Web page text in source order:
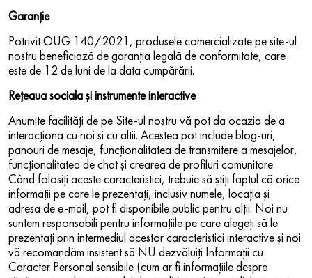
Garanție
Potrivit OUG 140/2021, produsele comercializate pe site-ul
nostru beneficiază de garanția legală de conformitate, care
este de 12 de luni de la data cumpărării.
Rețeaua sociala și instrumente interactive
Anumite facilităţi de pe Site-ul nostru vă pot da ocazia de a
interacţiona cu noi si cu altii. Acestea pot include blog-uri,
panouri de mesaje, funcţionalitatea de transmitere a mesajelor,
funcţionalitatea de chat şi crearea de profiluri comunitare.
Când folosiţi aceste caracteristici, trebuie să ştiţi faptul că orice
informaţii pe care le prezentaţi, inclusiv numele, locaţia şi
adresa de e-mail, pot fi disponibile public pentru alţii. Noi nu
suntem responsabili pentru informaţiile pe care alegeţi să le
prezentaţi prin intermediul acestor caracteristici interactive şi noi
vă recomandăm insistent să NU dezvăluiţi Informaţii cu
Caracter Personal sensibile (cum ar fi informaţiile despre